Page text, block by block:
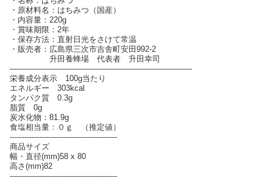
・原材料名：はちみつ（国産）
・内容量：220g
・賞味期限：2年
・保存方法：直射日光をさけて常温
・販売者：広島県三次市吉舎町安田992-2
升田養蜂場 代表者 升田幸司
———————————————————————
栄養成分表示 100g当たり
エネルギー 303kcal
タンパク質 0.3g
脂質 0g
炭水化物：81.9g
食塩相当量：０ｇ （推定値）
--------------------------------------------
商品サイズ
幅・直径(mm)58 x 80
高さ(mm)82
--------------------------------------------